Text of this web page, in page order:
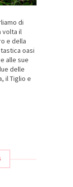
di
volta il
e della
oasi
alle sue
delle
il Tiglio e